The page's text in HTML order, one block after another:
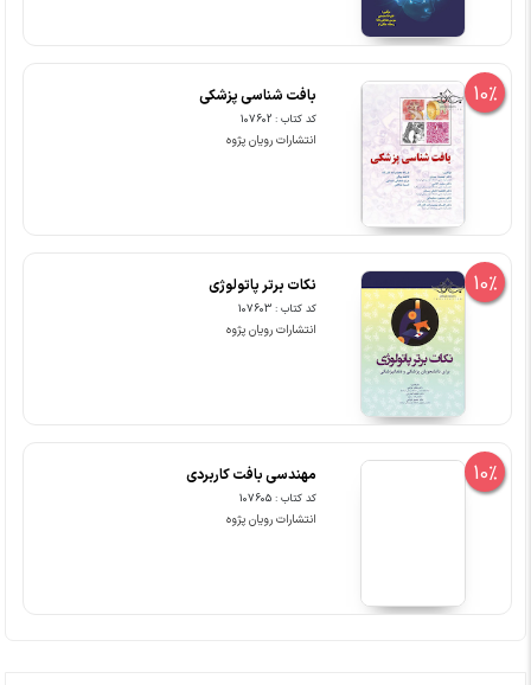
10% بافت شناسی پزشکی
کد کتاب : 107602
انتشارات رویان پژوه
10% نکات برتر پاتولوژی
کد کتاب : 107603
انتشارات رویان پژوه
10% مهندسی بافت کاربردی
کد کتاب : 107605
انتشارات رویان پژوه